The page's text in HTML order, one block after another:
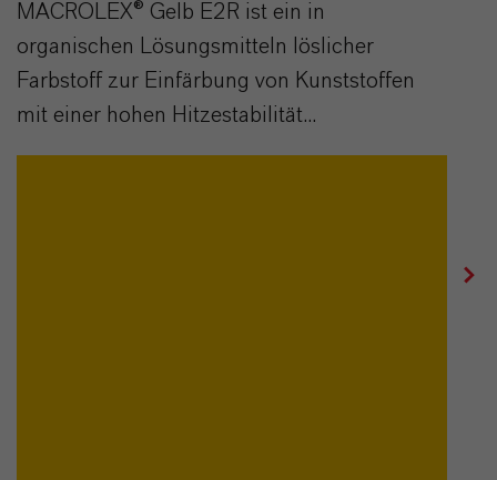
MACROLEX® Gelb E2R ist ein in
organischen Lösungsmitteln löslicher
Farbstoff zur Einfärbung von Kunststoffen
mit einer hohen Hitzestabilität...